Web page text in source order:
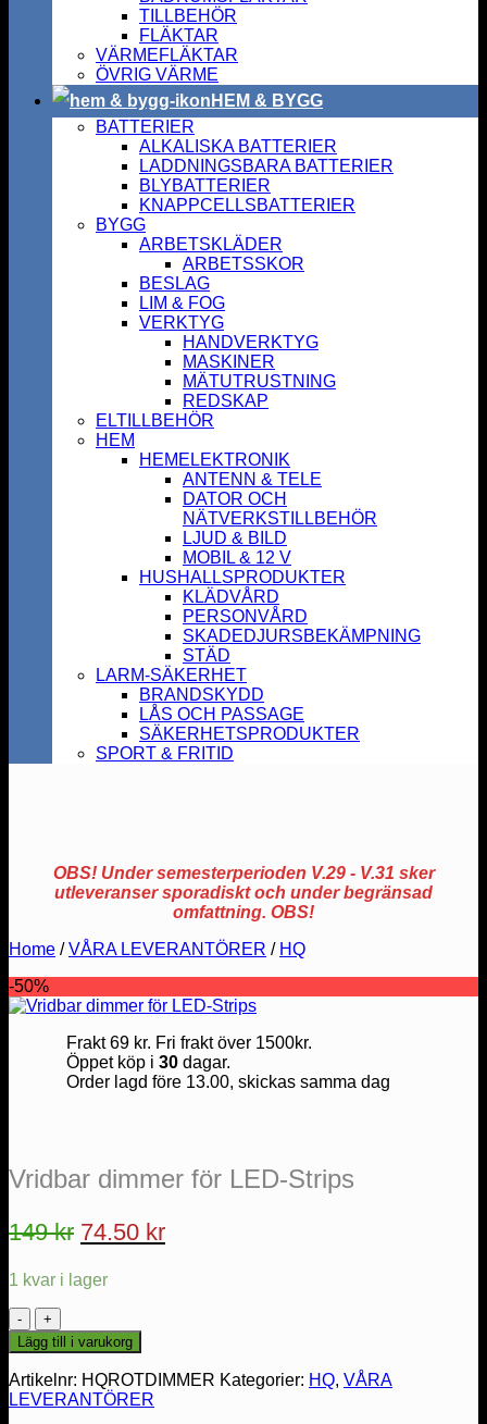
TILLBEHÖR
FLÄKTAR
VÄRMEFLÄKTAR
ÖVRIG VÄRME
HEM & BYGG
BATTERIER
ALKALISKA BATTERIER
LADDNINGSBARA BATTERIER
BLYBATTERIER
KNAPPCELLSBATTERIER
BYGG
ARBETSKLÄDER
ARBETSSKOR
BESLAG
LIM & FOG
VERKTYG
HANDVERKTYG
MASKINER
MÄTUTRUSTNING
REDSKAP
ELTILLBEHÖR
HEM
HEMELEKTRONIK
ANTENN & TELE
DATOR OCH
NÄTVERKSTILLBEHÖR
LJUD & BILD
MOBIL & 12 V
HUSHALLSPRODUKTER
KLÄDVÅRD
PERSONVÅRD
SKADEDJURSBEKÄMPNING
STÄD
LARM-SÄKERHET
BRANDSKYDD
LÅS OCH PASSAGE
SÄKERHETSPRODUKTER
SPORT & FRITID
OBS! Under semesterperioden V.29 - V.31 sker
utleveranser sporadiskt och under begränsad
omfattning. OBS!
Home / VÅRA LEVERANTÖRER / HQ
-50%
Frakt 69 kr. Fri frakt över 1500kr.
Öppet köp i 30dagar.
Order lagd före 13.00, skickas samma dag
Vridbar dimmer för LED-Strips
149kr Det
priset
149 kr.
74.50 krDet
1 kvar i lager
Vridbar
dimmer
för
LED-
Strips
mängd
Lägg till i varukorg
Artikelnr: HQROTDIMMER Kategorier: HQ, VÅRA
LEVERANTÖRER